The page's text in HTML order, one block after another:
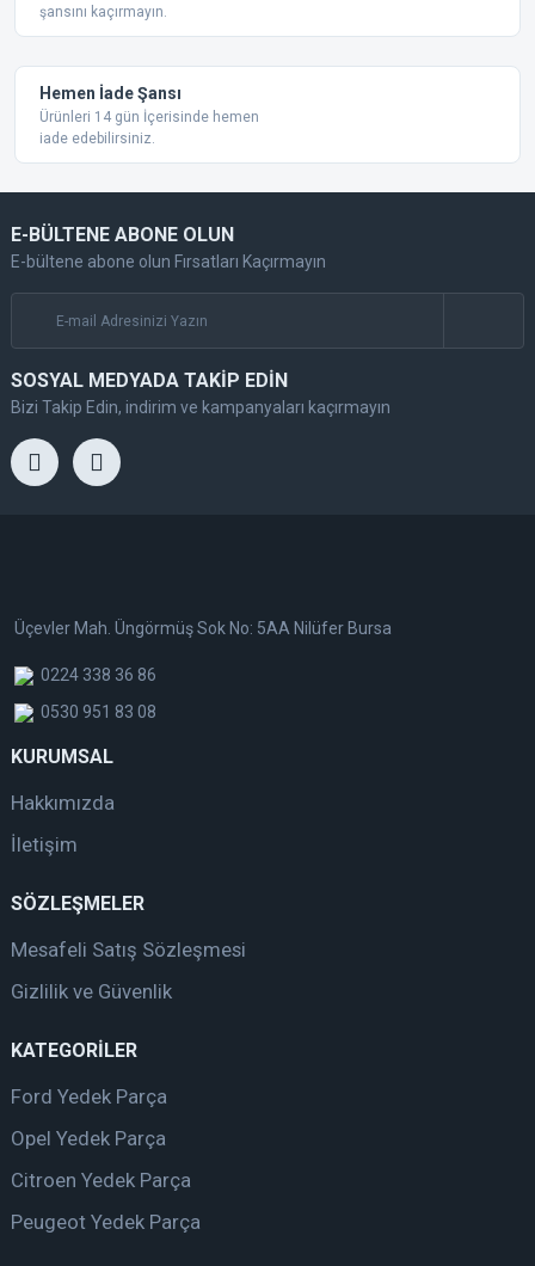
şansını kaçırmayın.
Hemen İade Şansı
Ürünleri 14 gün İçerisinde hemen
iade edebilirsiniz.
E-BÜLTENE ABONE OLUN
E-bültene abone olun Fırsatları Kaçırmayın
SOSYAL MEDYADA TAKİP EDİN
Bizi Takip Edin, indirim ve kampanyaları kaçırmayın
Üçevler Mah. Üngörmüş Sok No: 5AA Nilüfer Bursa
0224 338 36 86
0530 951 83 08
KURUMSAL
Hakkımızda
İletişim
SÖZLEŞMELER
Mesafeli Satış Sözleşmesi
Gizlilik ve Güvenlik
KATEGORİLER
Ford Yedek Parça
Opel Yedek Parça
Citroen Yedek Parça
Peugeot Yedek Parça